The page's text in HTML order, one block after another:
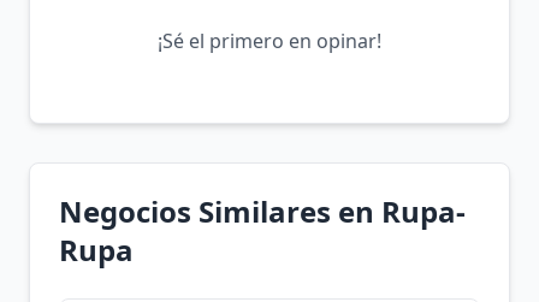
¡Sé el primero en opinar!
Negocios Similares en Rupa-
Rupa